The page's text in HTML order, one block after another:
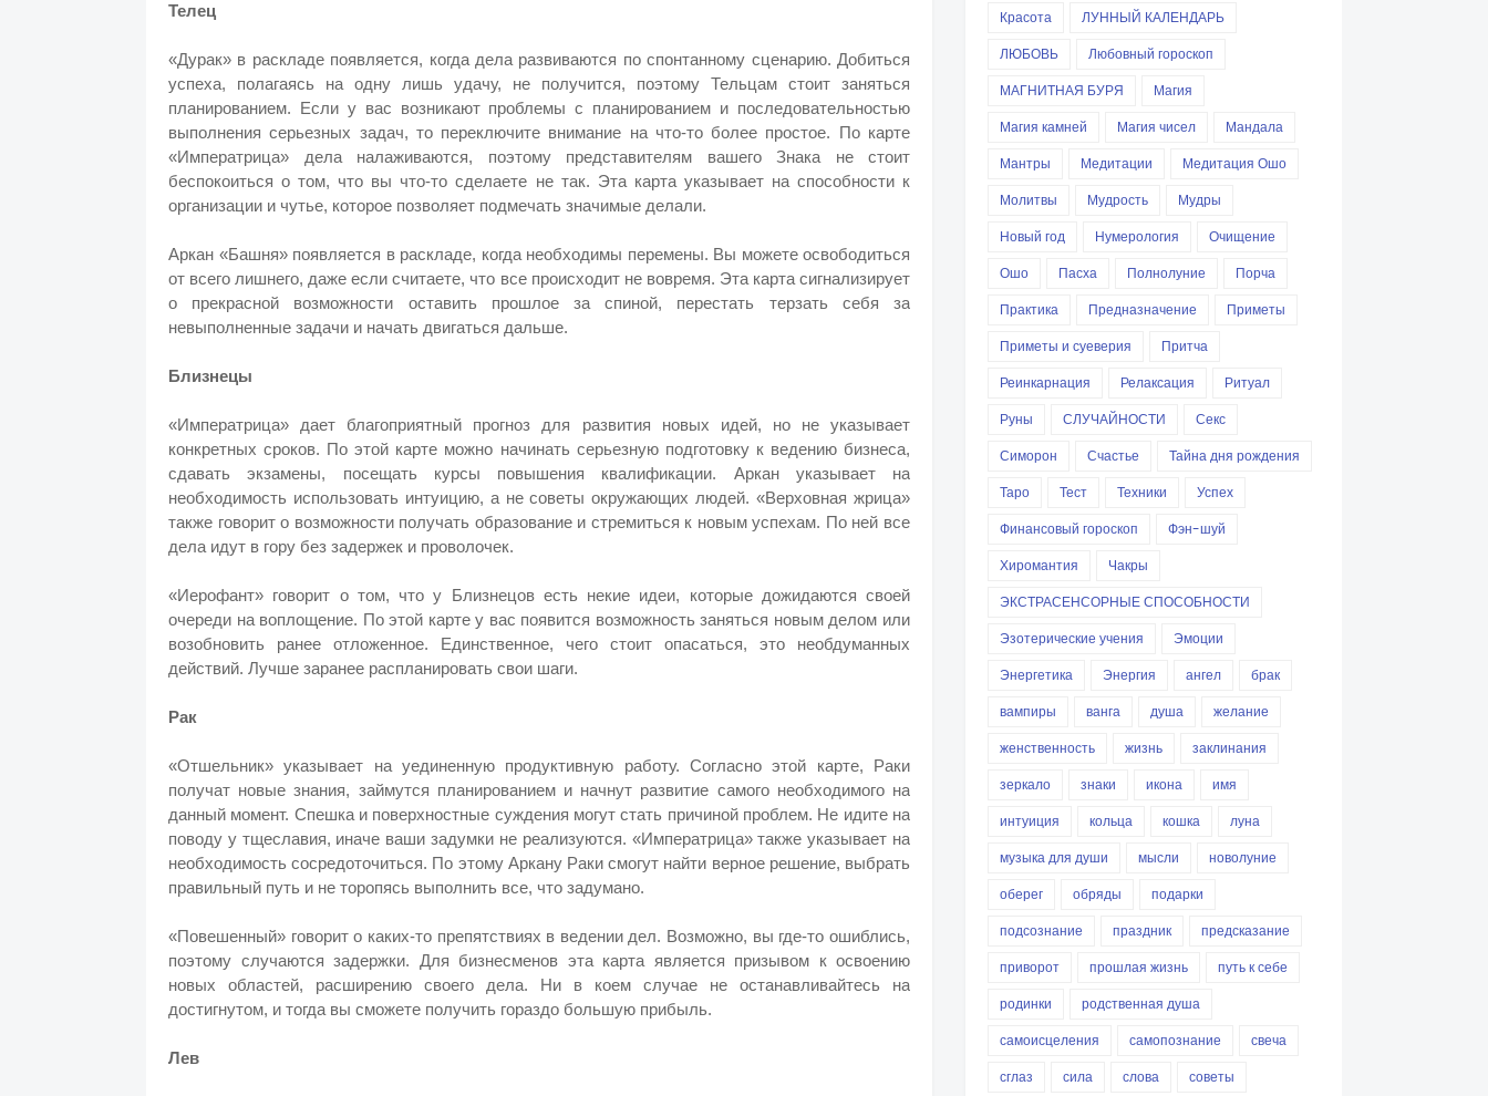
Телец
«Дурак» в раскладе появляется, когда дела развиваются по спонтанному сценарию. Добиться
успеха, полагаясь на одну лишь удачу, не получится, поэтому Тельцам стоит заняться
планированием. Если у вас возникают проблемы с планированием и последовательностью
выполнения серьезных задач, то переключите внимание на что-то более простое. По карте
«Императрица» дела налаживаются, поэтому представителям вашего Знака не стоит
беспокоиться о том, что вы что-то сделаете не так. Эта карта указывает на способности к
организации и чутье, которое позволяет подмечать значимые делали.
Аркан «Башня» появляется в раскладе, когда необходимы перемены. Вы можете освободиться
от всего лишнего, даже если считаете, что все происходит не вовремя. Эта карта сигнализирует
о прекрасной возможности оставить прошлое за спиной, перестать терзать себя за
невыполненные задачи и начать двигаться дальше.
Близнецы
«Императрица» дает благоприятный прогноз для развития новых идей, но не указывает
конкретных сроков. По этой карте можно начинать серьезную подготовку к ведению бизнеса,
сдавать экзамены, посещать курсы повышения квалификации. Аркан указывает на
необходимость использовать интуицию, а не советы окружающих людей. «Верховная жрица»
также говорит о возможности получать образование и стремиться к новым успехам. По ней все
дела идут в гору без задержек и проволочек.
«Иерофант» говорит о том, что у Близнецов есть некие идеи, которые дожидаются своей
очереди на воплощение. По этой карте у вас появится возможность заняться новым делом или
возобновить ранее отложенное. Единственное, чего стоит опасаться, это необдуманных
действий. Лучше заранее распланировать свои шаги.
Рак
«Отшельник» указывает на уединенную продуктивную работу. Согласно этой карте, Раки
получат новые знания, займутся планированием и начнут развитие самого необходимого на
данный момент. Спешка и поверхностные суждения могут стать причиной проблем. Не идите на
поводу у тщеславия, иначе ваши задумки не реализуются. «Императрица» также указывает на
необходимость сосредоточиться. По этому Аркану Раки смогут найти верное решение, выбрать
правильный путь и не торопясь выполнить все, что задумано.
«Повешенный» говорит о каких-то препятствиях в ведении дел. Возможно, вы где-то ошиблись,
поэтому случаются задержки. Для бизнесменов эта карта является призывом к освоению
новых областей, расширению своего дела. Ни в коем случае не останавливайтесь на
достигнутом, и тогда вы сможете получить гораздо большую прибыль.
Лев
Красота
ЛУННЫЙ КАЛЕНДАРЬ
ЛЮБОВЬ
Любовный гороскоп
МАГНИТНАЯ БУРЯ
Магия
Магия камней
Магия чисел
Мандала
Мантры
Медитации
Медитация Ошо
Молитвы
Мудрость
Мудры
Новый год
Нумерология
Очищение
Ошо
Пасха Полнолуние
Порча
Практика
Предназначение
Приметы
Приметы и суеверия
Притча
Реинкарнация
Релаксация
Ритуал
Руны
СЛУЧАЙНОСТИ
Секс
Симорон
Счастье
Тайна дня рождения
Таро
Тест Техники
Успех
Финансовый гороскоп
Фэн-шуй
Хиромантия
Чакры
ЭКСТРАСЕНСОРНЫЕ СПОСОБНОСТИ
Эзотерические учения
Эмоции
Энергетика
Энергия ангел
брак
вампиры
ванга душа
желание
женственность
жизнь
заклинания
зеркало
знаки икона
имя
интуиция
кольца кошка
луна
музыка для души
мысли
новолуние
оберег
обряды
подарки
подсознание
праздник
предсказание
приворот
прошлая жизнь
путь к себе
родинки
родственная душа
самоисцеления
самопознание
свеча
сглаз
сила слова
советы